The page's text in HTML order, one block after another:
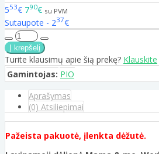
553€ 790€ su PVM
Sutaupote - 237€
Turite klausimų apie šią prekę? Klauskite
Gamintojas: PIO
Aprašymas
(0) Atsiliepimai
Pažeista pakuotė, įlenkta dėžutė.